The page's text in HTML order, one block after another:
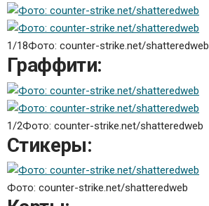
1/18Фото: counter-strike.net/shatteredweb
Граффити:
1/2Фото: counter-strike.net/shatteredweb
Стикеры:
Фото: counter-strike.net/shatteredweb